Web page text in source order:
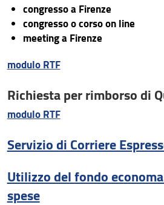
congresso a Firenze
congresso o corso on line
meeting a Firenze
modulo RTF
Richiesta per rimborso di
modulo RTF
Servizio di Corriere
Utilizzo del fondo
spese